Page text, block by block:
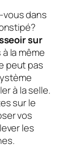
vous dans
sur
la même
peut pas
à la selle.
sur le
vos
les